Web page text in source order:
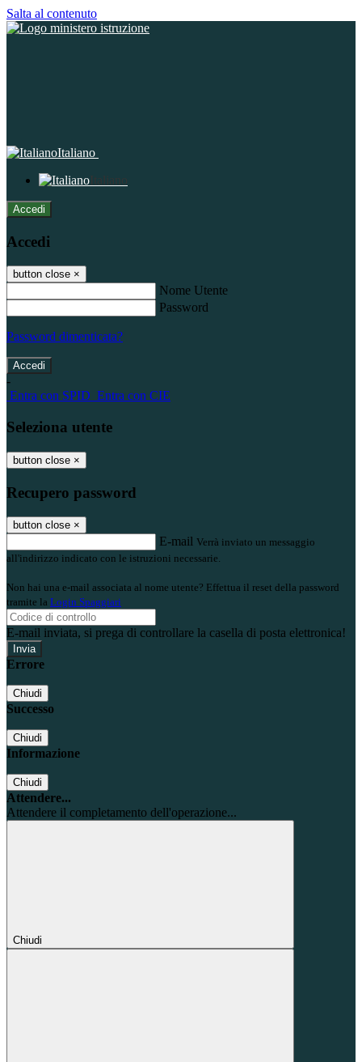
Salta al contenuto
Italiano
Italiano
Accedi
Accedi
button close ×
Nome Utente
Password
Password dimenticata?
-
Entra con SPID Entra con CIE
Seleziona utente
button close ×
Recupero password
button close ×
E-mail Verrà inviato un messaggio
all'indirizzo indicato con le istruzioni necessarie.
Non hai una e-mail associata al nome utente? Effettua il reset della password
tramite la Login Spaggiari
E-mail inviata, si prega di controllare la casella di posta elettronica!
Errore
Chiudi
Successo
Chiudi
Informazione
Chiudi
Attendere...
Attendere il completamento dell'operazione...
Chiudi